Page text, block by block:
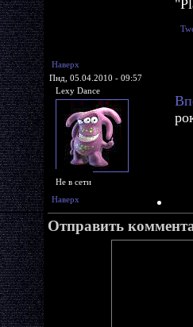
Наверх
Пнд, 05.04.2010 - 09:57
Lexy Dance
Не в сети
Наверх
Отправить